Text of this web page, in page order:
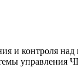
и контроля
управления